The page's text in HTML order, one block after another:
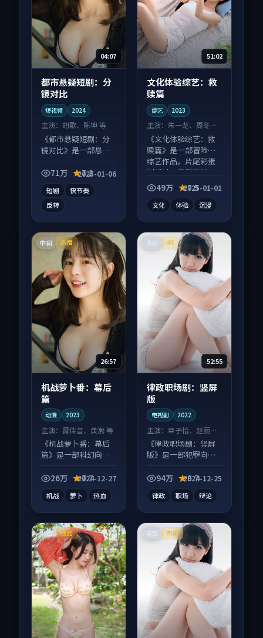
04:07
都市悬疑短剧：分
镜对比
短视频 2024
主演： 胡歌、陈坤 等
《都市悬疑短剧：分
镜对比》是一部悬疑
彩蛋别错过，字幕区
71万 7.2
2025-01-06
短剧
快节奏
反转
51:02
文化体验综艺：救
赎篇
综艺 2023
主演：朱一龙、周冬雨
等
《文化体验综艺：救
赎篇》是一部冒险向
综艺作品，片尾彩蛋
别错过，字幕区常有
惊喜。
49万 7.5
2025-01-01
文化 体验 沉浸
中国 热播
26:57
机战萝卜番：幕后
篇
动漫 2023
主演： 雷佳音、黄渤 等
《机战萝卜番：幕后
篇》是一部科幻向动
行，细节值得二刷回
26万 7.7
2024-12-27
机战 萝卜 热血
4K
52:55
律政职场剧：竖屏
版
电视剧 2022
主演：章子怡、赵丽颖
等
《律政职场剧：竖屏
版》是一部犯罪向电
端观看，细节更丰
94万 8.7
2024-12-25
律政 职场 辩论
中国 杜比 热播